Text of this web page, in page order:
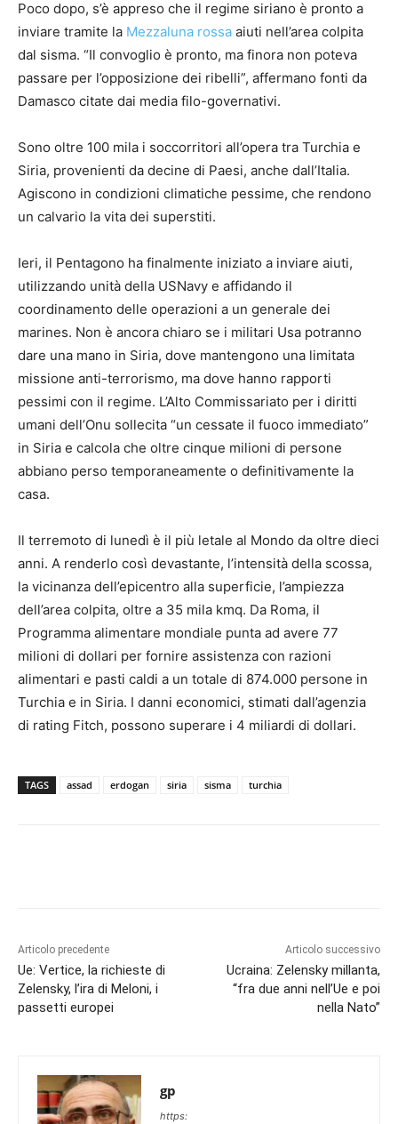
Poco dopo, s’è appreso che il regime siriano è pronto a
inviare tramite la Mezzaluna rossa aiuti nell’area colpita
dal sisma. “Il convoglio è pronto, ma finora non poteva
passare per l’opposizione dei ribelli”, affermano fonti da
Damasco citate dai media filo-governativi.
Sono oltre 100 mila i soccorritori all’opera tra Turchia e
Siria, provenienti da decine di Paesi, anche dall’Italia.
Agiscono in condizioni climatiche pessime, che rendono
un calvario la vita dei superstiti.
Ieri, il Pentagono ha finalmente iniziato a inviare aiuti,
utilizzando unità della USNavy e affidando il
coordinamento delle operazioni a un generale dei
marines. Non è ancora chiaro se i militari Usa potranno
dare una mano in Siria, dove mantengono una limitata
missione anti-terrorismo, ma dove hanno rapporti
pessimi con il regime. L’Alto Commissariato per i diritti
umani dell’Onu sollecita “un cessate il fuoco immediato”
in Siria e calcola che oltre cinque milioni di persone
abbiano perso temporaneamente o definitivamente la
casa.
Il terremoto di lunedì è il più letale al Mondo da oltre dieci
anni. A renderlo così devastante, l’intensità della scossa,
la vicinanza dell’epicentro alla superficie, l’ampiezza
dell’area colpita, oltre a 35 mila kmq. Da Roma, il
Programma alimentare mondiale punta ad avere 77
milioni di dollari per fornire assistenza con razioni
alimentari e pasti caldi a un totale di 874.000 persone in
Turchia e in Siria. I danni economici, stimati dall’agenzia
di rating Fitch, possono superare i 4 miliardi di dollari.
TAGS assad erdogan siria sisma turchia
Articolo precedente
Ue: Vertice, la richieste di
Zelensky, l’ira di Meloni, i
passetti europei
Articolo successivo
Ucraina: Zelensky millanta,
“fra due anni nell’Ue e poi
nella Nato”
gp
https: